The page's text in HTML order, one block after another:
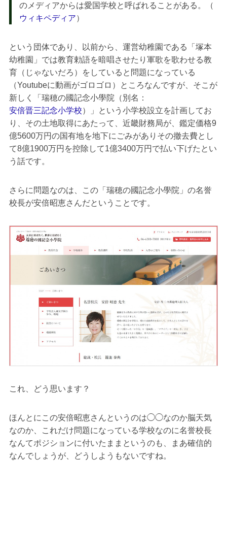
のメディアからは愛国学校と呼ばれることがある。（
ウィキペディア）
という団体であり、以前から、運営幼稚園である「塚本
幼稚園」では教育勅語を暗唱させたり軍歌を歌わせる教
育（じゃないだろ）をしていると問題になっている
（Youtubeに動画がゴロゴロ）ところなんですが、そこが
新しく「瑞穂の國記念小學院（別名：
安倍晋三記念小学校）」という小学校設立を計画してお
り、その土地取得にあたって、近畿財務局が、鑑定価格9
億5600万円の国有地を地下にごみがありその撤去費とし
て8億1900万円を控除して1億3400万円で払い下げたとい
う話です。
さらに問題なのは、この「瑞穂の國記念小學院」の名誉
校長が安倍昭恵さんだということです。
これ、どう思います？
ほんとにこの安倍昭恵さんというのは◯◯なのか脳天気
なのか、これだけ問題になっている学校なのに名誉校長
なんてポジションに付いたままというのも、まあ確信的
なんでしょうが、どうしようもないですね。